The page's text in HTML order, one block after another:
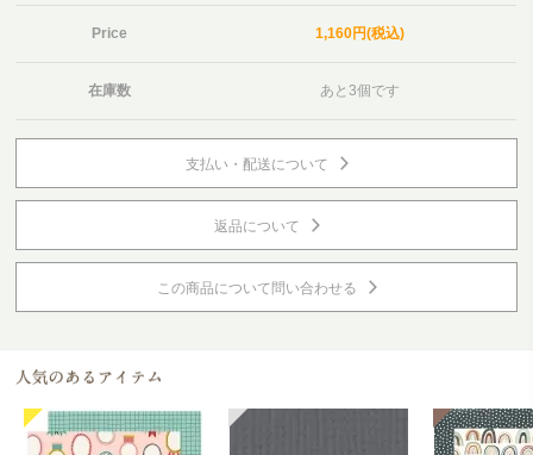
Price 1,160円(税込)
在庫数 あと3個です
支払い・配送について
返品について
この商品について問い合わせる